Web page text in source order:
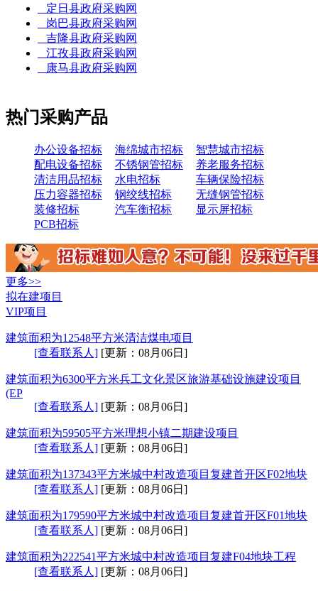
定日县政府采购网
岗巴县政府采购网
吉隆县政府采购网
江孜县政府采购网
康马县政府采购网
热门采购产品
办公设备招标 海绵城市招标
智慧城市招标
配电设备招标
不锈钢管招标
养老服务招标
清洁用品招标
水电招标
车辆保险招标
压力容器招标
钢绞线招标
无缝钢管招标
装修招标
汽车衡招标
显示屏招标
PCB招标
更多>>
拟在建项目
VIP项目
建筑面积为12548平方米清洁煤电项目
[查看联系人] [更新：08月06日]
建筑面积为6300平方米兵工文化景区旅游基础设施建设项目
(EP
[查看联系人] [更新：08月06日]
建筑面积为59505平方米理想小镇二期建设项目
[查看联系人] [更新：08月06日]
建筑面积为137343平方米城中村改造项目复建首开区F02地块
[查看联系人] [更新：08月06日]
建筑面积为179590平方米城中村改造项目复建首开区F01地块
[查看联系人] [更新：08月06日]
建筑面积为222541平方米城中村改造项目复建F04地块工程
[查看联系人] [更新：08月06日]